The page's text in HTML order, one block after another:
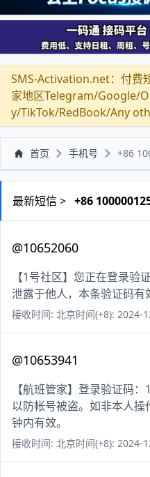
SMS-Activation.net：付费
家地区Telegram/Google/
y/TikTok/RedBook/Any
首页 手机号 +86
最新短信 > +86
@10652060
【1号社区】您正在登录验
泄露于他人，本条验证码有
接收时间: 北京时间(+8): 2024-
@10653941
【航班管家】登录验证码
以防帐号被盗。如非本人
钟内有效。
接收时间: 北京时间(+8): 2024-